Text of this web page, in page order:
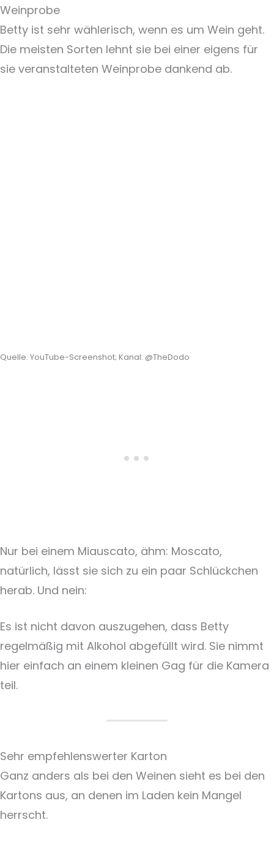
Weinprobe
Betty ist sehr wählerisch, wenn es um Wein geht.
Die meisten Sorten lehnt sie bei einer eigens für
sie veranstalteten Weinprobe dankend ab.
Quelle: YouTube-Screenshot; Kanal: @TheDodo
Nur bei einem Miauscato, ähm: Moscato,
natürlich, lässt sie sich zu ein paar Schlückchen
herab. Und nein:
Es ist nicht davon auszugehen, dass Betty
regelmäßig mit Alkohol abgefüllt wird. Sie nimmt
hier einfach an einem kleinen Gag für die Kamera
teil.
Sehr empfehlenswerter Karton
Ganz anders als bei den Weinen sieht es bei den
Kartons aus, an denen im Laden kein Mangel
herrscht.